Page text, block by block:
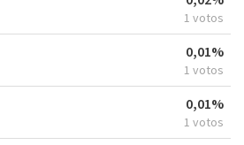
1 votos
0,01%
1 votos
0,01%
1 votos